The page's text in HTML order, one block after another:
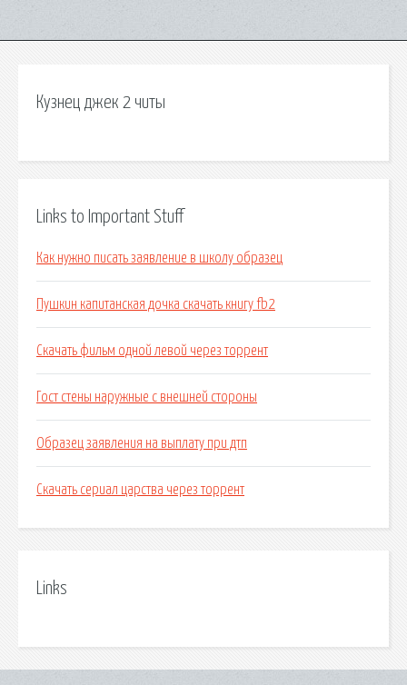
Кузнец джек 2 читы
Links to Important Stuff
Как нужно писать заявление в школу образец
Пушкин капитанская дочка скачать книгу fb2
Скачать фильм одной левой через торрент
Гост стены наружные с внешней стороны
Образец заявления на выплату при дтп
Скачать сериал царства через торрент
Links